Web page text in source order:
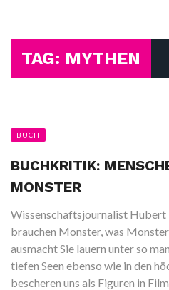
TAG: MYTHEN
BUCH
BUCHKRITIK:
MONSTER
Wissenschaftsjournalist Hubert
brauchen Monster, was
ausmacht Sie lauern unter so
tiefen Seen ebenso wie in den
bescheren uns als Figuren in Film